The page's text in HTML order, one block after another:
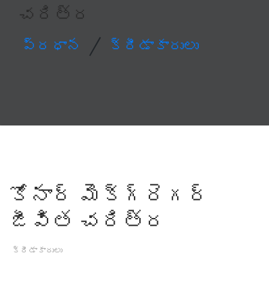
చరిత్ర
ప్రధాన / క్రీడాకారులు
కోనార్ మెక్‌గ్రెగర్
జీవిత చరిత్ర
క్రీడాకారులు